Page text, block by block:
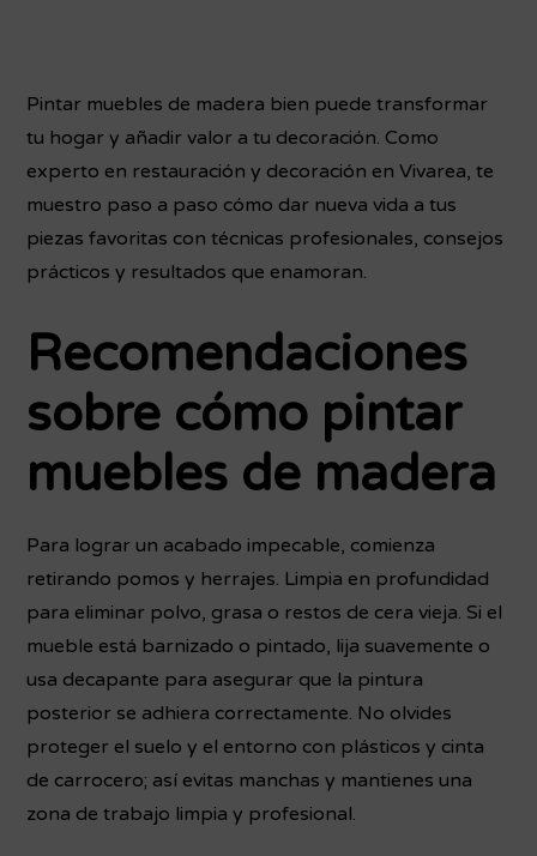
Pintar muebles de madera bien puede transformar
tu hogar y añadir valor a tu decoración. Como
experto en restauración y decoración en Vivarea, te
muestro paso a paso cómo dar nueva vida a tus
piezas favoritas con técnicas profesionales, consejos
prácticos y resultados que enamoran.
Recomendaciones
sobre cómo pintar
muebles de madera
Para lograr un acabado impecable, comienza
retirando pomos y herrajes. Limpia en profundidad
para eliminar polvo, grasa o restos de cera vieja. Si el
mueble está barnizado o pintado, lija suavemente o
usa decapante para asegurar que la pintura
posterior se adhiera correctamente. No olvides
proteger el suelo y el entorno con plásticos y cinta
de carrocero; así evitas manchas y mantienes una
zona de trabajo limpia y profesional.